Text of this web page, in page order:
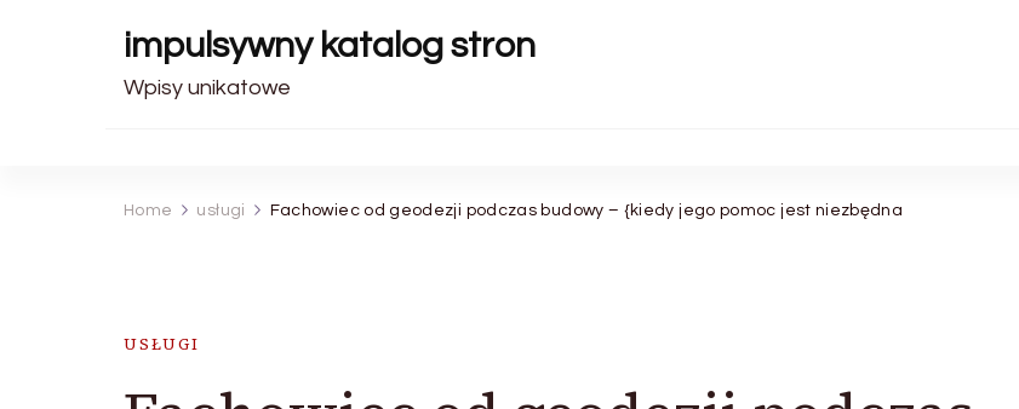
impulsywny katalog stron
Wpisy unikatowe
Home usługi Fachowiec od geodezji podczas budowy – {kiedy jego pomoc jest niezbędna
USŁUGI